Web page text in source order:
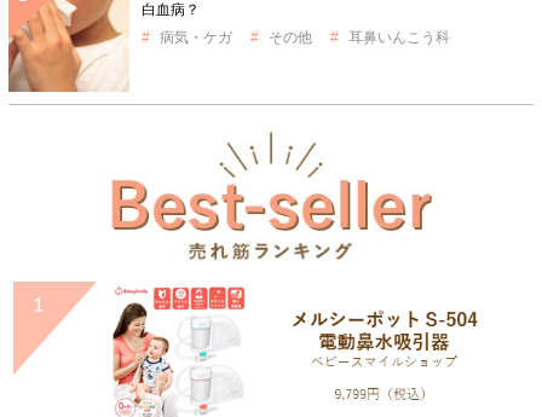
白血病？
病気・ケガ
その他 耳鼻いんこう科